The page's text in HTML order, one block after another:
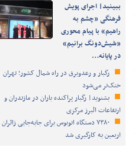
ببینید| اجرای پویش
فرهنگی «چشم به
راهیم» با پیام محوری
«شیش‌دونگ برانیم»
در پایانه…
رگبار و رعدوبرق در راه شمال کشور؛ تهران
خنک‌تر می‌شود
بشنوید| رگبار پراکنده باران در مازندران و
ارتفاعات البرز مرکزی
۷۳۸۰ دستگاه اتوبوس برای جابه‌جایی زائران
اربعین به‌ کارگیری شد